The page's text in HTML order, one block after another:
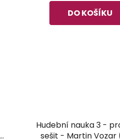
DO KOŠÍKU
Hudební nauka 3 -
sešit - Martin Vozar